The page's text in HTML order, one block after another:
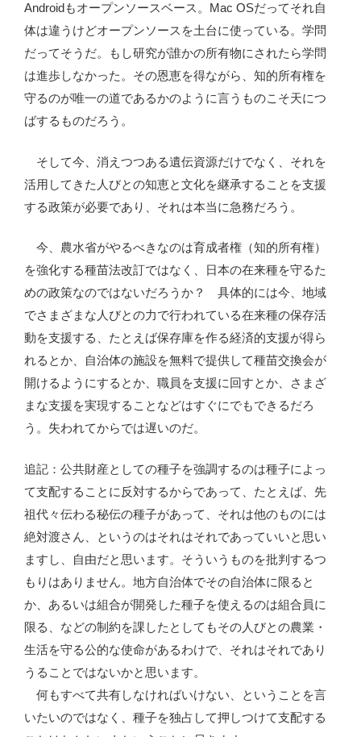
Androidもオープンソースベース。Mac OSだってそれ自
体は違うけどオープンソースを土台に使っている。学問
だってそうだ。もし研究が誰かの所有物にされたら学問
は進歩しなかった。その恩恵を得ながら、知的所有権を
守るのが唯一の道であるかのように言うものこそ天につ
ばするものだろう。
そして今、消えつつある遺伝資源だけでなく、それを
活用してきた人びとの知恵と文化を継承することを支援
する政策が必要であり、それは本当に急務だろう。
今、農水省がやるべきなのは育成者権（知的所有権）
を強化する種苗法改訂ではなく、日本の在来種を守るた
めの政策なのではないだろうか？ 具体的には今、地域
でさまざまな人びとの力で行われている在来種の保存活
動を支援する、たとえば保存庫を作る経済的支援が得ら
れるとか、自治体の施設を無料で提供して種苗交換会が
開けるようにするとか、職員を支援に回すとか、さまざ
まな支援を実現することなどはすぐにでもできるだろ
う。失われてからでは遅いのだ。
追記：公共財産としての種子を強調するのは種子によっ
て支配することに反対するからであって、たとえば、先
祖代々伝わる秘伝の種子があって、それは他のものには
絶対渡さん、というのはそれはそれであっていいと思い
ますし、自由だと思います。そういうものを批判するつ
もりはありません。地方自治体でその自治体に限ると
か、あるいは組合が開発した種子を使えるのは組合員に
限る、などの制約を課したとしてもその人びとの農業・
生活を守る公的な使命があるわけで、それはそれであり
うることではないかと思います。
何もすべて共有しなければいけない、ということを言
いたいのではなく、種子を独占して押しつけて支配する